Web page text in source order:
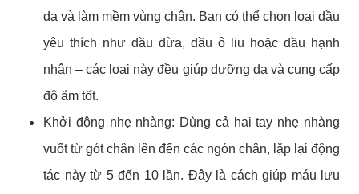
da và làm mềm vùng chân. Bạn có thể chọn loại dầu
yêu thích như dầu dừa, dầu ô liu hoặc dầu hạnh
nhân – các loại này đều giúp dưỡng da và cung cấp
độ ẩm tốt.
Khởi động nhẹ nhàng: Dùng cả hai tay nhẹ nhàng
vuốt từ gót chân lên đến các ngón chân, lặp lại động
tác này từ 5 đến 10 lần. Đây là cách giúp máu lưu